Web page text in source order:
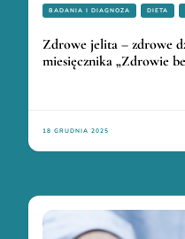
BADANIA I DIAGNOZA DIETA
Zdrowe jelita – zdrowe
miesięcznika „Zdrowie
18 GRUDNIA 2025